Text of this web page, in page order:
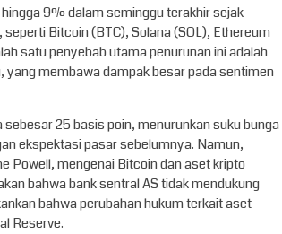
9% dalam seminggu terakhir sejak
Bitcoin (BTC), Solana (SOL), Ethereum
satu penyebab utama penurunan ini adalah
yang membawa dampak besar pada sentimen
25 basis poin, menurunkan suku bunga
ekspektasi pasar sebelumnya. Namun,
Powell, mengenai Bitcoin dan aset kripto
bahwa bank sentral AS tidak mendukung
bahwa perubahan hukum terkait aset
Reserve.